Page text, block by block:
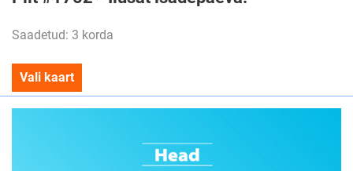
Saadetud: 3 korda
Vali kaart